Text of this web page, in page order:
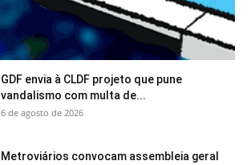
GDF envia à CLDF projeto que pune
vandalismo com multa de...
6 de agosto de 2026
Metroviários convocam assembleia geral